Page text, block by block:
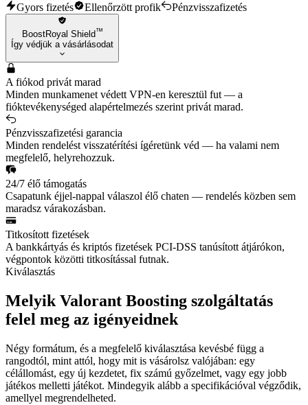
Gyors fizetés Ellenőrzött profik Pénzvisszafizetés
BoostRoyal Shield™
Így védjük a vásárlásodat
A fiókod privát marad
Minden munkamenet védett VPN-en keresztül fut — a
fióktevékenységed alapértelmezés szerint privát marad.
Pénzvisszafizetési garancia
Minden rendelést visszatérítési ígéretünk véd — ha valami nem
megfelelő, helyrehozzuk.
24/7 élő támogatás
Csapatunk éjjel-nappal válaszol élő chaten — rendelés közben sem
maradsz várakozásban.
Titkosított fizetések
A bankkártyás és kriptós fizetések PCI-DSS tanúsított átjárókon,
végpontok közötti titkosítással futnak.
Kiválasztás
Melyik Valorant Boosting szolgáltatás
felel meg az igényeidnek
Négy formátum, és a megfelelő kiválasztása kevésbé függ a
rangodtól, mint attól, hogy mit is vásárolsz valójában: egy
célállomást, egy új kezdetet, fix számú győzelmet, vagy egy jobb
játékos melletti játékot. Mindegyik alább a specifikációval végződik,
amellyel megrendelheted.